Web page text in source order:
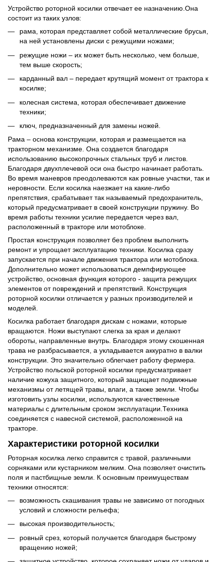
Устройство роторной косилки отвечает ее назначению.Она
состоит из таких узлов:
рама, которая представляет собой металлические брусья,
на ней установлены диски с режущими ножами;
режущие ножи – их может быть несколько, чем больше,
тем выше скорость;
карданный вал – передает крутящий момент от трактора к
косилке;
колесная система, которая обеспечивает движение
техники;
ключ, предназначенный для замены ножей.
Рама – основа конструкции, которая и размещается на
тракторном механизме. Она создается благодаря
использованию высокопрочных стальных труб и листов.
Благодаря двухплечевой оси она быстро начинает работать.
Во время маневров преодолеваются как ровные участки, так и
неровности. Если косилка наезжает на какие-либо
препятствия, срабатывает так называемый предохранитель,
который предусматривает в своей конструкции пружину. Во
время работы техники усилие передается через вал,
расположенный в тракторе или мотоблоке.
Простая конструкция позволяет без проблем выполнить
ремонт и упрощает эксплуатацию техники. Косилка сразу
запускается при начале движения трактора или мотоблока.
Дополнительно может использоваться демпфирующее
устройство, основная функция которого - защита режущих
элементов от повреждений и препятствий. Конструкция
роторной косилки отличается у разных производителей и
моделей.
Косилка работает благодаря дискам с ножами, которые
вращаются. Ножи выступают слегка за края и делают
обороты, направленные внутрь. Благодаря этому скошенная
трава не разбрасывается, а укладывается аккуратно в валки
конструкции. Это значительно облегчает работу фермера.
Устройство польской роторной косилки предусматривает
наличие кожуха защитного, который защищает подвижные
механизмы от летящей травы, влаги, а также земли. Чтобы
изготовить узлы косилки, используются качественные
материалы с длительным сроком эксплуатации.Техника
соединяется с навесной системой, расположенной на
тракторе.
Характеристики роторной косилки
Роторная косилка легко справится с травой, различными
сорняками или кустарником мелким. Она позволяет очистить
поля и пастбищные земли. К основным преимуществам
техники относятся:
возможность скашивания травы не зависимо от погодных
условий и сложности рельефа;
высокая производительность;
ровный срез, который получается благодаря быстрому
вращению ножей;